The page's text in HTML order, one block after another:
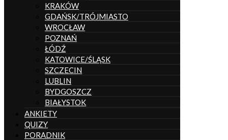
KRAKÓW
GDAŃSK/TRÓJMIASTO
WROCŁAW
POZNAŃ
ŁÓDŹ
KATOWICE/ŚLĄSK
SZCZECIN
LUBLIN
BYDGOSZCZ
BIAŁYSTOK
ANKIETY
QUIZY
PORADNIK